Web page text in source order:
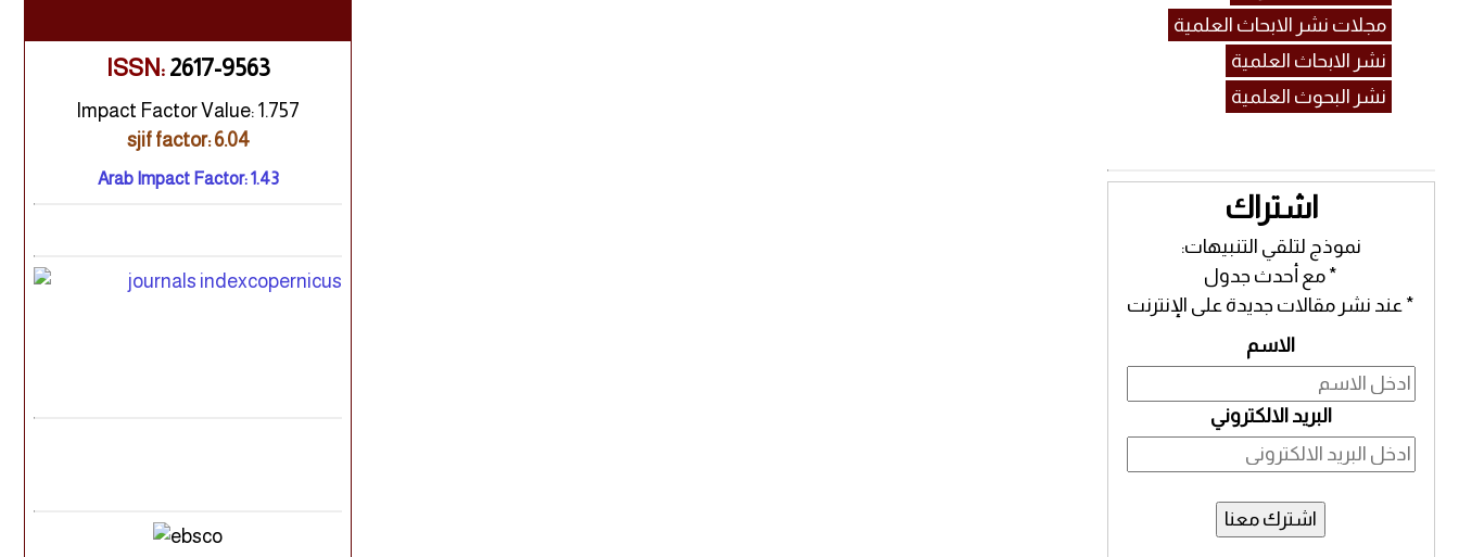
مجلات نشر الابحاث العلمية
نشر الابحاث العلمية
نشر البحوث العلمية
اشتراك
نموذج لتلقي التنبيهات:
* مع أحدث جدول
* عند نشر مقالات جديدة على الإنترنت
الاسم
البريد الالكتروني
اشترك معنا
الإدارة
علوم الكمبيوتر
ISSN: 2617-9563
Impact Factor Value: 1.757
sjif factor: 6.04
Arab Impact Factor: 1.43